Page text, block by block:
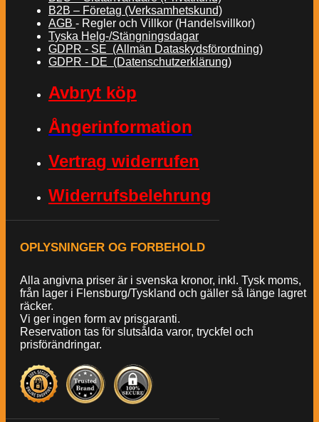
B2B – Företag (Verksamhetskund)
AGB - Regler och Villkor (Handelsvillkor)
Tyska Helg-/Stängningsdagar
GDPR - SE (Allmän Dataskydsförordning)
GDPR - DE (Datenschutzerklärung)
Avbryt köp
Ångerinformation
Vertrag widerrufen
Widerrufsbelehrung
OPLYSNINGER OG FORBEHOLD
Alla angivna priser är i svenska kronor, inkl. Tysk moms,
från lager i Flensburg/Tyskland och gäller så länge lagret
räcker.
Vi ger ingen form av prisgaranti.
Reservation tas för slutsålda varor, tryckfel och
prisförändringar.